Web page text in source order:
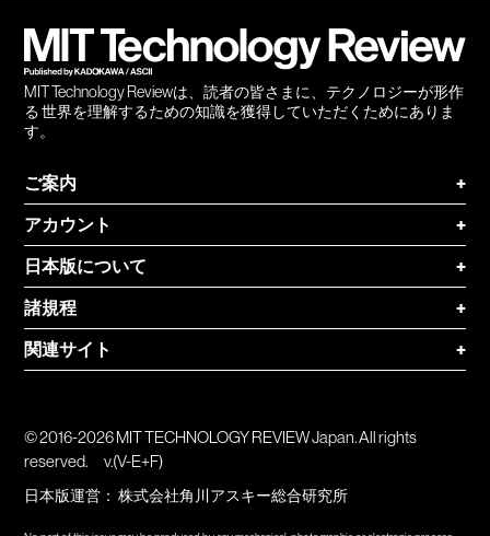
MIT Technology Reviewは、読者の皆さまに、テクノロジーが形作
る 世界を理解するための知識を獲得していただくためにありま
す。
ご案内
+
アカウント
+
日本版について
+
諸規程
+
関連サイト
+
© 2016-2026 MIT TECHNOLOGY REVIEW Japan. All rights
reserved.
v.(V-E+F)
日本版運営：株式会社角川アスキー総合研究所